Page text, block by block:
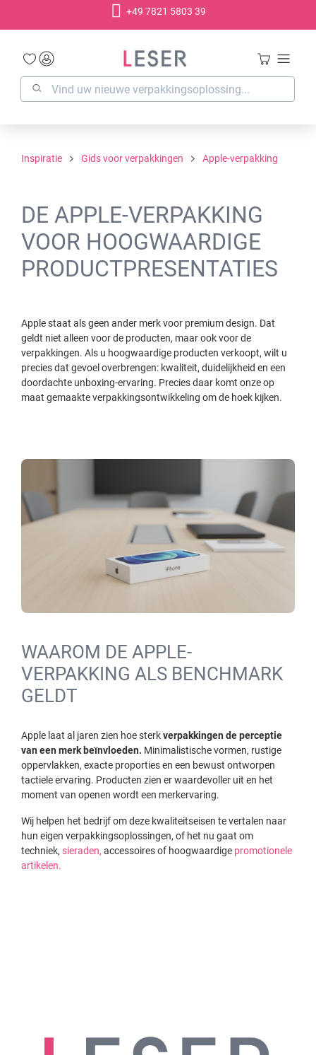
+49 7821 5803 39
Inspiratie Gids voor verpakkingen Apple-verpakking
DE APPLE-VERPAKKING
VOOR HOOGWAARDIGE
PRODUCTPRESENTATIES
Apple staat als geen ander merk voor premium design. Dat
geldt niet alleen voor de producten, maar ook voor de
verpakkingen. Als u hoogwaardige producten verkoopt, wilt u
precies dat gevoel overbrengen: kwaliteit, duidelijkheid en een
doordachte unboxing-ervaring. Precies daar komt onze op
maat gemaakte verpakkingsontwikkeling om de hoek kijken.
WAAROM DE APPLE-
VERPAKKING ALS BENCHMARK
GELDT
Apple laat al jaren zien hoe sterkverpakkingen de perceptie
van een merk beïnvloeden. Minimalistische vormen, rustige
oppervlakken, exacte proporties en een bewust ontworpen
tactiele ervaring. Producten zien er waardevoller uit en het
moment van openen wordt een merkervaring.
Wij helpen het bedrijf om deze kwaliteitseisen te vertalen naar
hun eigen verpakkingsoplossingen, of het nu gaat om
techniek, sieraden, accessoires of hoogwaardige promotionele
artikelen.